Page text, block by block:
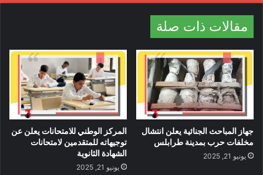
ولفت إلى أن الحملة تستمر بشكل يومي طيلة الفترتين الصباحية
والمسائية في مسح تفتيشي شامل لكامل نشاطات الغذاء والدواء.
الأغذية الرقابة حملة رمضان
ليبيا
مقالات ذات صلة
جهاز المباحث الجنائية يعلن انتشال
مخلفات حرب بمدينة طرابلس
يونيو 21, 2025
المركز الوطني للامتحانات يعلن عن
توجيهاته للمتقدمين لامتحانات
الشهادة الثانوية
يونيو 21, 2025